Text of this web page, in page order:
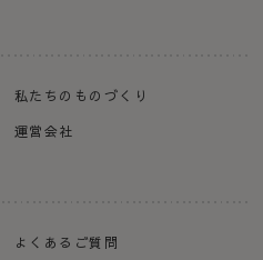
私たちのものづくり
運営会社
よくあるご質問